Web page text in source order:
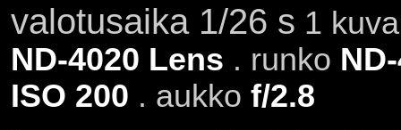
valotusaika 1/26 s 1
ND-4020 Lens . runko
ISO 200 . aukko f/2.8